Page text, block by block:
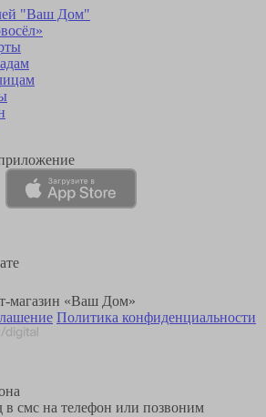
"Ваш Дом"
магазин «Ваш Дом»
Политика конфиденциальности
смс на телефон или позвоним